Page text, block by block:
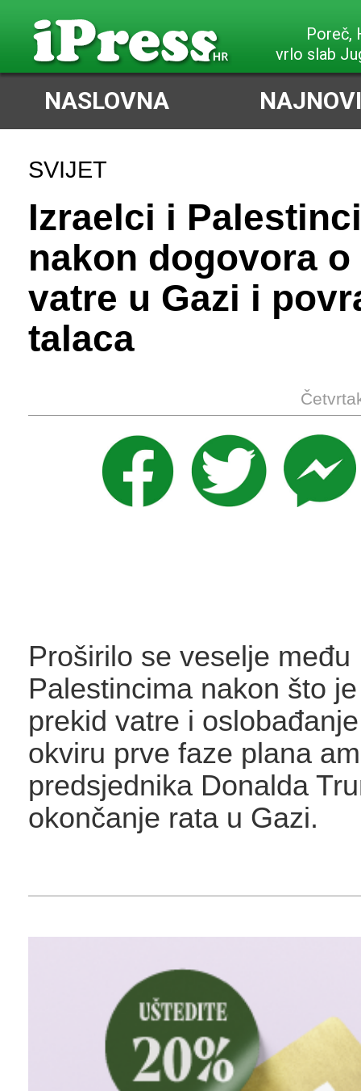
Poreč,
vrlo slab
NASLOVNA
SVIJET
Izraelci i
nakon dogovora
vatre u Gazi i
talaca
Proširilo se veselje među
Palestincima nakon što
prekid vatre i
okviru prve faze plana
predsjednika Donalda
okončanje rata u Gazi.